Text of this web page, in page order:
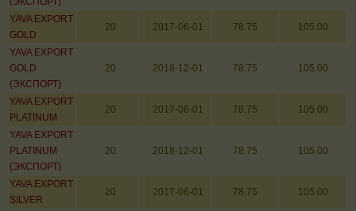
YAVA EXPORT
GOLD
20 2017-06-01 78.75 105.00
YAVA EXPORT
GOLD
(ЭКСПОРТ)
20 2018-12-01 78.75 105.00
YAVA EXPORT
PLATINUM
20 2017-06-01 78.75 105.00
YAVA EXPORT
PLATINUM
(ЭКСПОРТ)
20 2018-12-01 78.75 105.00
YAVA EXPORT
SILVER
20 2017-06-01 78.75 105.00